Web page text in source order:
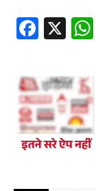
Fa
ce
b
oo
k
X